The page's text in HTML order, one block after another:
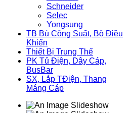
Schneider
Selec
Yongsung
TB Bù Công Suất, Bộ Điều
Khiển
Thiết Bị Trung Thế
PK Tủ Điện, Dây Cáp,
BusBar
SX, Lắp TĐiện, Thang
Máng Cáp